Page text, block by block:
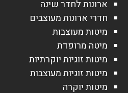
ארונות לחדר שינה
חדרי ארונות מעוצבים
מיטות מעוצבות
מיטה מרופדת
מיטות זוגיות יוקרתיות
מיטות זוגיות מעוצבות
מיטות יוקרה